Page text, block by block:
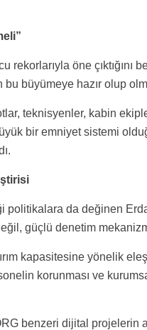
rekorlarıyla öne çıktığını
bu büyümeye hazır olup
teknisyenler, kabin
bir emniyet sistemi
da değinen
güçlü denetim
kapasitesine yönelik
korunması ve
benzeri dijital projelerin